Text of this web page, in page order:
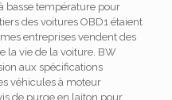
basse température pour
des voitures OBD1 étaient
entreprises vendent des
la vie de la voiture. BW
aux spécifications
véhicules à moteur
de purge en laiton pour